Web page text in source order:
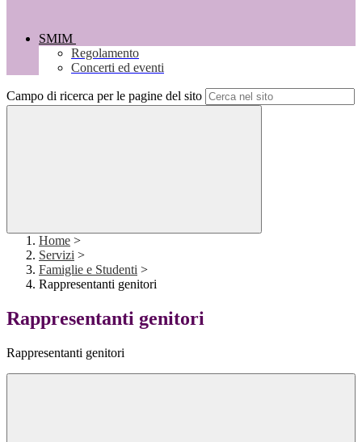
SMIM
Regolamento
Concerti ed eventi
Campo di ricerca per le pagine del sito
Home >
Servizi >
Famiglie e Studenti >
Rappresentanti genitori
Rappresentanti genitori
Rappresentanti genitori